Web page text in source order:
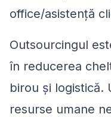
office/asistență
Outsourcingul
în reducerea
birou și logistică.
resurse umane